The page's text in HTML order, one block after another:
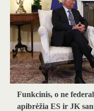
Funkcinis, o ne
apibrėžia ES ir JK